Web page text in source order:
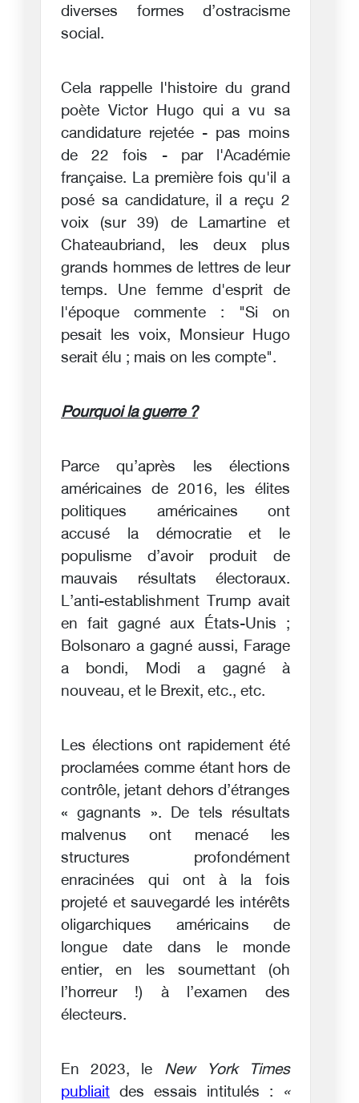
diverses formes d’ostracisme
social.
Cela rappelle l'histoire du grand
poète Victor Hugo qui a vu sa
candidature rejetée - pas moins
de 22 fois - par l'Académie
française. La première fois qu'il a
posé sa candidature, il a reçu 2
voix (sur 39) de Lamartine et
Chateaubriand, les deux plus
grands hommes de lettres de leur
temps. Une femme d'esprit de
l'époque commente : "Si on
pesait les voix, Monsieur Hugo
serait élu ; mais on les compte".
Pourquoi la guerre ?
Parce qu’après les élections
américaines de 2016, les élites
politiques américaines ont
accusé la démocratie et le
populisme d’avoir produit de
mauvais résultats électoraux.
L’anti-establishment Trump avait
en fait gagné aux États-Unis ;
Bolsonaro a gagné aussi, Farage
a bondi, Modi a gagné à
nouveau, et le Brexit, etc., etc.
Les élections ont rapidement été
proclamées comme étant hors de
contrôle, jetant dehors d’étranges
« gagnants ». De tels résultats
malvenus ont menacé les
structures profondément
enracinées qui ont à la fois
projeté et sauvegardé les intérêts
oligarchiques américains de
longue date dans le monde
entier, en les soumettant (oh
l’horreur !) à l’examen des
électeurs.
En 2023, le New York Times
publiait des essais intitulés : «